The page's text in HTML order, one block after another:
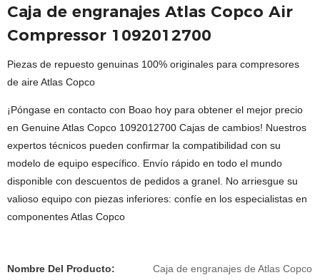
Caja de engranajes Atlas Copco Air
Compressor 1092012700
Piezas de repuesto genuinas 100% originales para compresores
de aire Atlas Copco
¡Póngase en contacto con Boao hoy para obtener el mejor precio
en Genuine Atlas Copco 1092012700 Cajas de cambios! Nuestros
expertos técnicos pueden confirmar la compatibilidad con su
modelo de equipo específico. Envío rápido en todo el mundo
disponible con descuentos de pedidos a granel. No arriesgue su
valioso equipo con piezas inferiores: confíe en los especialistas en
componentes Atlas Copco
Nombre Del Producto: Caja de engranajes de Atlas Copco